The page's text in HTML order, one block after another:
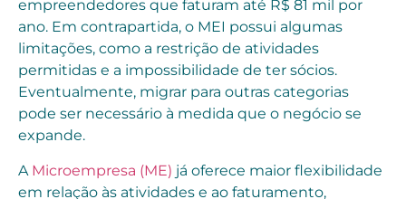
empreendedores que faturam até R$ 81 mil por
ano. Em contrapartida, o MEI possui algumas
limitações, como a restrição de atividades
permitidas e a impossibilidade de ter sócios.
Eventualmente, migrar para outras categorias
pode ser necessário à medida que o negócio se
expande.
A Microempresa (ME) já oferece maior flexibilidade
em relação às atividades e ao faturamento,